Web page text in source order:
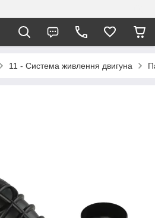
11 - Система живлення двигуна